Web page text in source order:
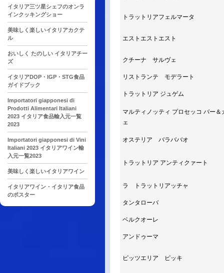
イタリア三ツ星シェフのオンラ
インクッキングショー
美味しく楽しいイタリアカクテ
ル
おいしく たのしい イタリアチー
ズ
イタリアDOP・IGP・STG食品
ガイドブック
Importatori giapponesi di
Prodotti Alimentari Italiani
2023 イタリア食品輸入元一覧
2023
Importatori giapponesi di Vini
Italiani 2023 イタリアワイン輸
入元一覧2023
美味しく楽しいイタリアワイン
イタリアワイン・イタリア食品
のポスター
トラットリアフェルマータ
エストエストエスト
クチーナ サルヴェ
リストランテ モデラート
トラットリア ジュゲム
マルティノッティ プロセッコ バー＆
ェ
オステリア バラババオ
トラットリア アンティクァート
ラ トラットリアッチャ
タンタローバ
ベルクオーレ
アンドゥーマ
ピッツエリア ピッキ